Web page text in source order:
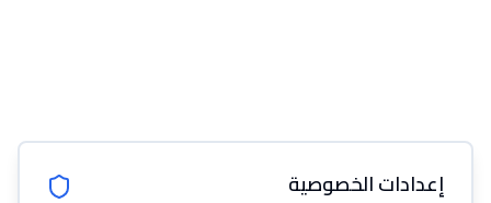
إعدادات الخصوصية